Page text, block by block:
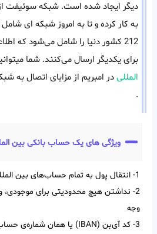
212 کشور دنیا را شامل می‌شود که
برای یکدیگر ارسال می‌کنند. شما
المللیدر امبریم از مزایای اتصال به
.
ویژگی های یک حساب بانکی بین
1- انتقال پول به تمام حساب‌‌های بین‌‌ المللی دنیا
2- نداشتن هیچ محدودیتی برای موجودی،
وجه
3- کد آی‌‌بن (IBAN) یا همان شماره‌ی حساب بین‌ المللی